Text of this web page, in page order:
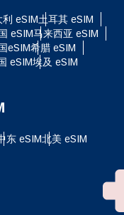
利 eSIM土耳其 eSIM
eSIM马来西亚 eSIM
eSIM希腊 eSIM
eSIM埃及 eSIM
东 eSIM北美 eSIM